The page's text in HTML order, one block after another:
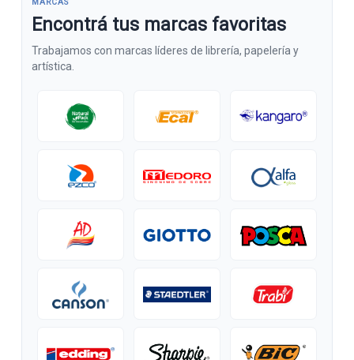
MARCAS
Encontrá tus marcas favoritas
Trabajamos con marcas líderes de librería, papelería y
artística.